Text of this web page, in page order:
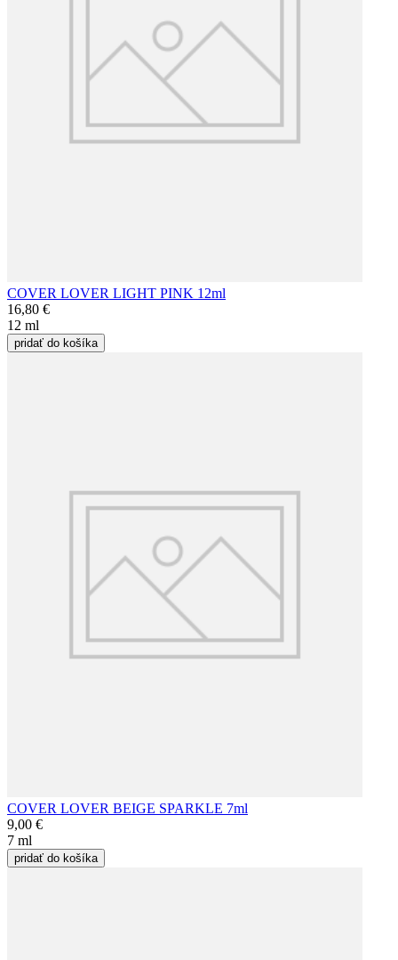
COVER LOVER LIGHT PINK 12ml
16,80 €
12 ml
pridať do košíka
COVER LOVER BEIGE SPARKLE 7ml
9,00 €
7 ml
pridať do košíka